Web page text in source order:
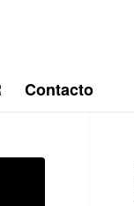
Contacto